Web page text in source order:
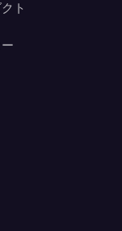
ト